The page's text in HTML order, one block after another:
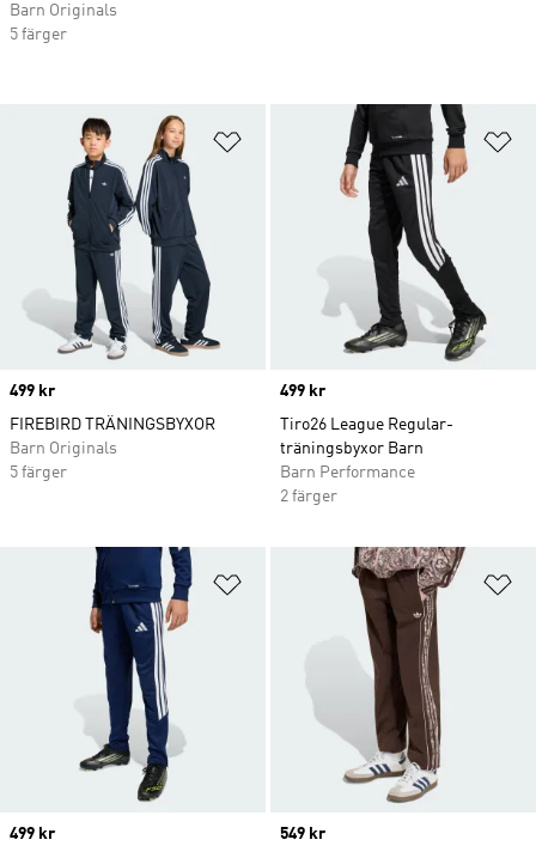
Lägg till på önskelistan
Price
499 kr
FIREBIRD TRÄNINGSBYXOR
Barn Originals
5 färger
Price
499 kr
Tiro26 League Regular-
träningsbyxor Barn
Barn Performance
2 färger
Lägg till på önskelistan
Price
499 kr
Price
549 kr
Barn Originals
5 färger